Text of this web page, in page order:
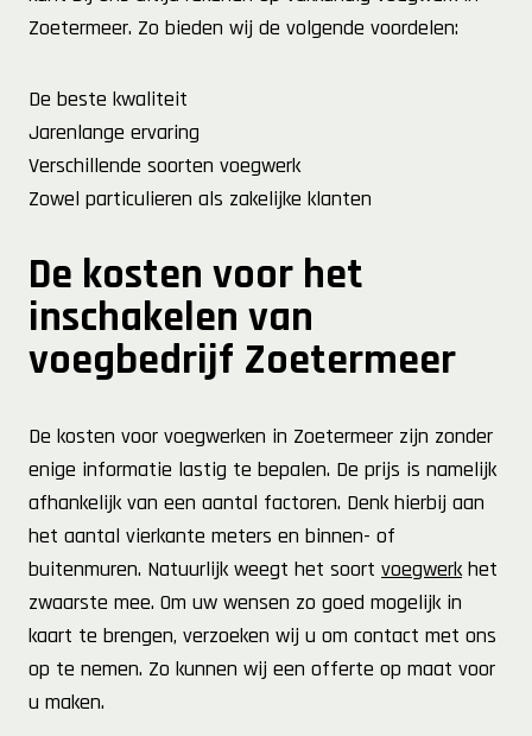
Zoetermeer. Zo bieden wij de volgende voordelen:
De beste kwaliteit
Jarenlange ervaring
Verschillende soorten voegwerk
Zowel particulieren als zakelijke klanten
De kosten voor het
inschakelen van
voegbedrijf Zoetermeer
De kosten voor voegwerken in Zoetermeer zijn zonder
enige informatie lastig te bepalen. De prijs is namelijk
afhankelijk van een aantal factoren. Denk hierbij aan
het aantal vierkante meters en binnen- of
buitenmuren. Natuurlijk weegt het soort voegwerkhet
zwaarste mee. Om uw wensen zo goed mogelijk in
kaart te brengen, verzoeken wij u om contact met ons
op te nemen. Zo kunnen wij een offerte op maat voor
u maken.